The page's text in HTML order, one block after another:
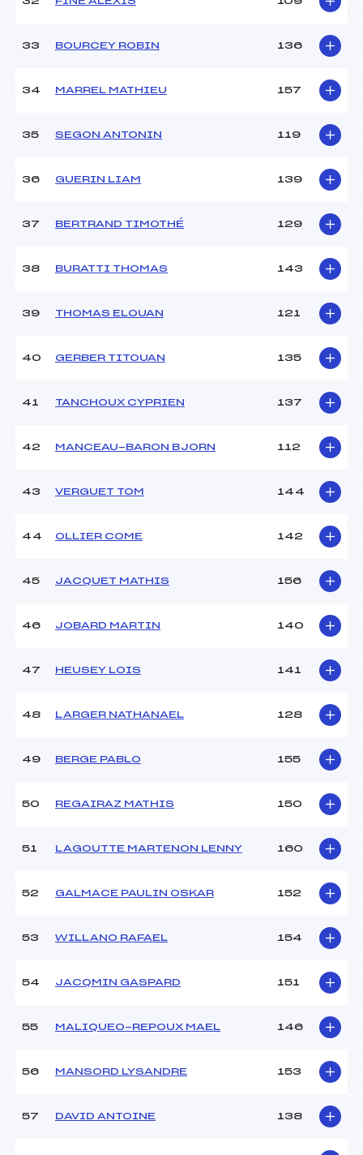
33 BOURCEY ROBIN 136
34 MARREL MATHIEU 157
35 SEGON ANTONIN 119
36 GUERIN LIAM 139
37 BERTRAND TIMOTHÉ 129
38 BURATTI THOMAS 143
39 THOMAS ELOUAN 121
40 GERBER TITOUAN 135
41 TANCHOUX CYPRIEN 137
42 MANCEAU-BARON BJORN 112
43 VERGUET TOM 144
44 OLLIER COME 142
45 JACQUET MATHIS 156
46 JOBARD MARTIN 140
47 HEUSEY LOIS 141
48 LARGER NATHANAEL 128
49 BERGE PABLO 155
50 REGAIRAZ MATHIS 150
51 LAGOUTTE MARTENON LENNY 160
52 GALMACE PAULIN OSKAR 152
53 WILLANO RAFAEL 154
54 JACQMIN GASPARD 151
55 MALIQUEO-REPOUX MAEL 146
56 MANSORD LYSANDRE 153
57 DAVID ANTOINE 138